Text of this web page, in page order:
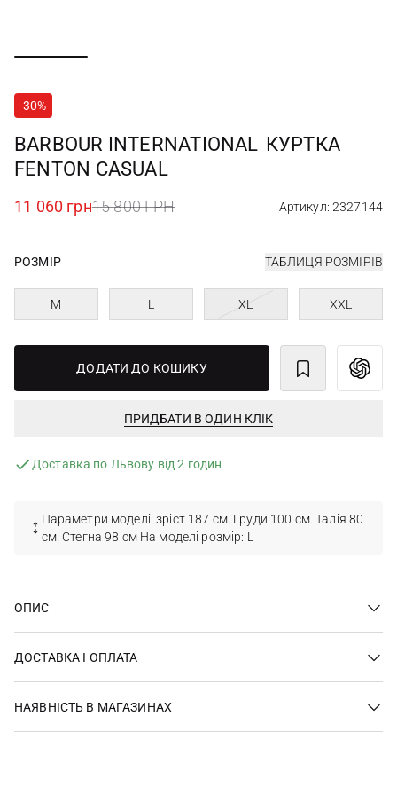
-30%
BARBOUR INTERNATIONAL КУРТКА
FENTON CASUAL
11 060 грн15 800 ГРН Артикул: 2327144
РОЗМІР ТАБЛИЦЯ РОЗМІРІВ
M L XL XXL
ДОДАТИ ДО КОШИКУ
ПРИДБАТИ В ОДИН КЛІК
Доставка по Львову від 2 годин
Параметри моделі: зріст 187 см. Груди 100 см. Талія 80
см. Стегна 98 см На моделі розмір: L
ОПИС
ДОСТАВКА І ОПЛАТА
НАЯВНІСТЬ В МАГАЗИНАХ